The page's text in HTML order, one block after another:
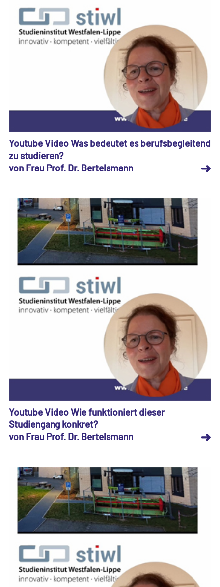
Youtube Video Was bedeutet es berufsbegleitend
zu studieren?
von Frau Prof. Dr. Bertelsmann
➜
Youtube Video Wie funktioniert dieser
Studiengang konkret?
von Frau Prof. Dr. Bertelsmann
➜